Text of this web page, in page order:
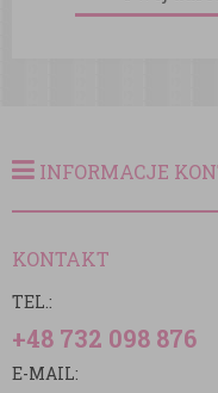
INFORMACJE
KONTAKT
TEL.:
+48 732 098 876
E-MAIL: